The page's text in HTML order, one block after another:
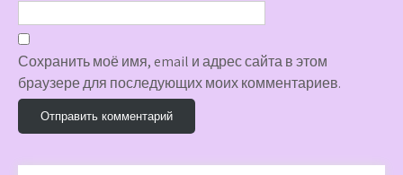
Сохранить моё имя, email и адрес сайта в этом
браузере для последующих моих комментариев.